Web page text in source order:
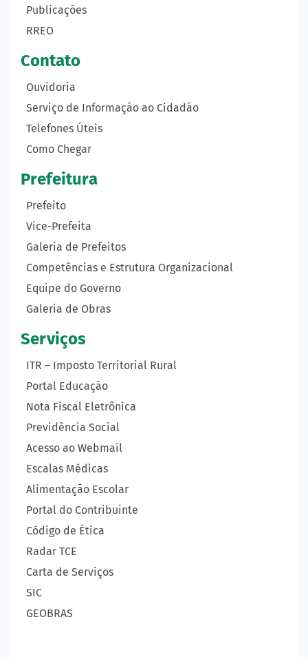
Publicações
RREO
Contato
Ouvidoria
Serviço de Informação ao Cidadão
Telefones Úteis
Como Chegar
Prefeitura
Prefeito
Vice-Prefeita
Galeria de Prefeitos
Competências e Estrutura Organizacional
Equipe do Governo
Galeria de Obras
Serviços
ITR – Imposto Territorial Rural
Portal Educação
Nota Fiscal Eletrônica
Previdência Social
Acesso ao Webmail
Escalas Médicas
Alimentação Escolar
Portal do Contribuinte
Código de Ética
Radar TCE
Carta de Serviços
SIC
GEOBRAS